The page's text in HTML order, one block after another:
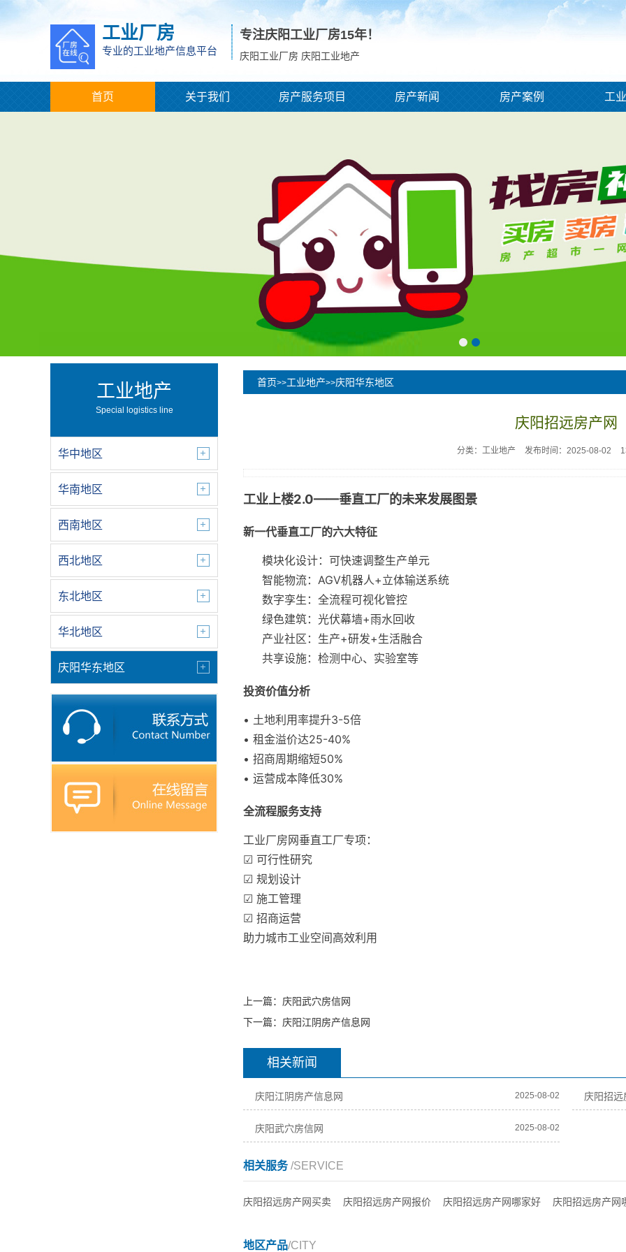
工业厂房
专业的工业地产信息平台
专注庆阳工业厂房15年！
庆阳工业厂房 庆阳工业地产
首页 关于我们 房产服务项目 房产新闻 房产案例 工
工业地产
Special logistics line
华中地区
华南地区
西南地区
西北地区
东北地区
华北地区
庆阳华东地区
首页>>工业地产>>庆阳华东地区
庆阳招远房产网
分类：工业地产 发布时间：2025-08-02
工业上楼2.0——垂直工厂的未来发展图景
新一代垂直工厂的六大特征
模块化设计：可快速调整生产单元
智能物流：AGV机器人+立体输送系统
数字孪生：全流程可视化管控
绿色建筑：光伏幕墙+雨水回收
产业社区：生产+研发+生活融合
共享设施：检测中心、实验室等
投资价值分析
• 土地利用率提升3-5倍
• 租金溢价达25-40%
• 招商周期缩短50%
• 运营成本降低30%
全流程服务支持
工业厂房网垂直工厂专项：
☑ 可行性研究
☑ 规划设计
☑ 施工管理
☑ 招商运营
助力城市工业空间高效利用
上一篇： 庆阳武穴房信网
下一篇： 庆阳江阴房产信息网
相关新闻
庆阳江阴房产信息网 2025-08-02 庆阳招远
庆阳武穴房信网 2025-08-02
相关服务/SERVICE
庆阳招远房产网买卖 庆阳招远房产网报价 庆阳招远房产网哪家好 庆阳招远房产网
地区产品/CITY